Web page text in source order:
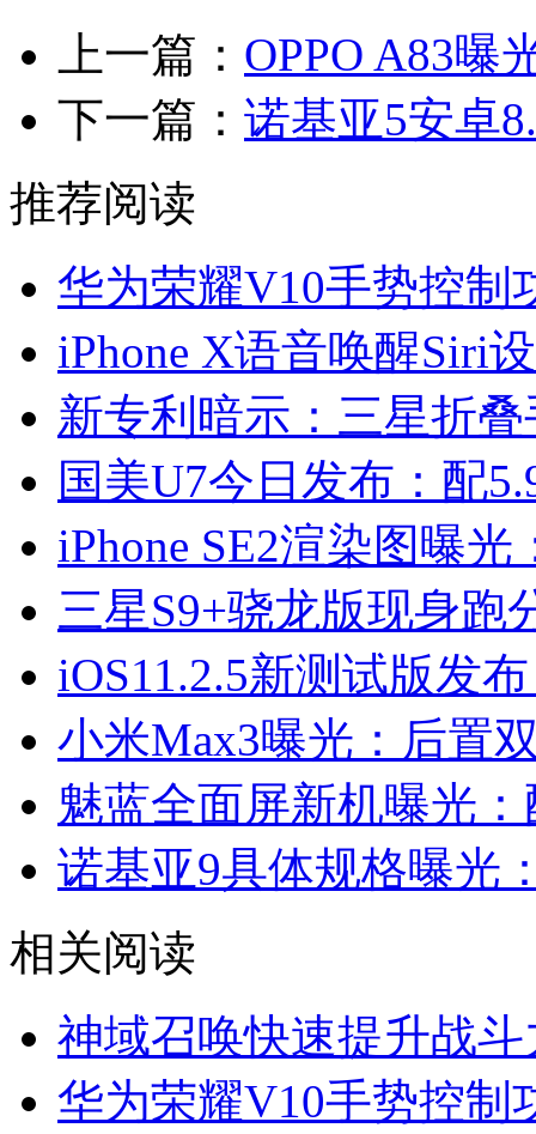
上一篇： OPPO A83曝
下一篇： 诺基亚5安卓
推荐阅读
华为荣耀V10手势控制
iPhone X语音唤醒Siri
新专利暗示：三星折
国美U7今日发布：配
iPhone SE2渲染图曝
三星S9+骁龙版现身跑
iOS11.2.5新测试版发
小米Max3曝光：后置
魅蓝全面屏新机曝光
诺基亚9具体规格曝光
相关阅读
神域召唤快速提升战
华为荣耀V10手势控制